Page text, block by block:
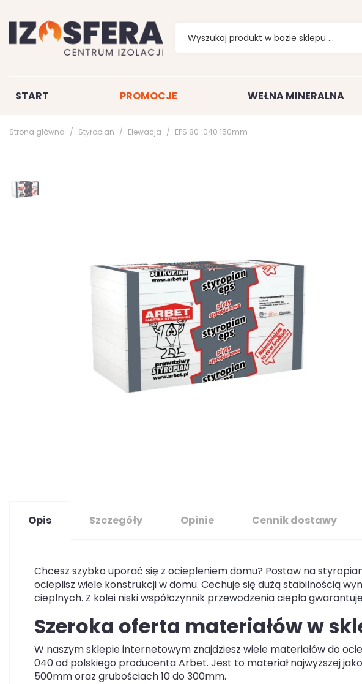
START PROMOCJE WEŁNA MINERALNA
Strona główna Styropian Elewacja EPS 80-040 150mm
Opis Szczegóły Opinie Cennik dostawy
Chcesz szybko uporać się z ociepleniem domu? Postaw na
ocieplisz wiele konstrukcji w domu. Cechuje się dużą stabilnością
cieplnych. Z kolei niski współczynnik przewodzenia ciepła
Szeroka oferta materiałów w
W naszym sklepie internetowym znajdziesz wiele materiałów do
040 od polskiego producenta Arbet. Jest to materiał najwyższej
500mm oraz grubościach 10 do 300mm.